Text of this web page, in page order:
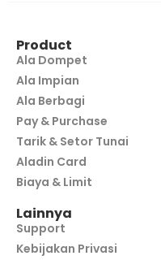
Product
Ala Dompet
Ala Impian
Ala Berbagi
Pay & Purchase
Tarik & Setor Tunai
Aladin Card
Biaya & Limit
Lainnya
Support
Kebijakan Privasi